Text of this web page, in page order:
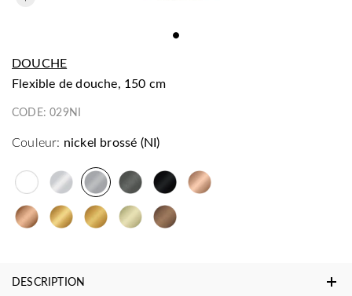
DOUCHE
flexible de douche, 150 cm
CODE:029NI
Couleur: nickel brossé (NI)
DESCRIPTION